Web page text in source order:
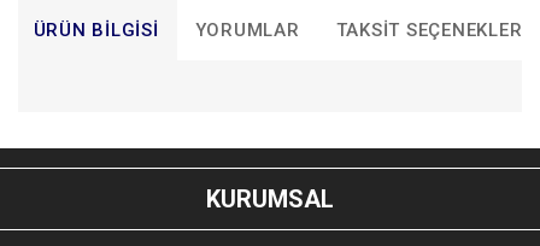
ÜRÜN BILGISI YORUMLAR TAKSIT SEÇENEKLERI
Bu ürünün fiyat bilgisi, resim, ürün açıklamalarında ve diğer
konularda yetersiz gördüğünüz noktaları öneri formunu
kullanarak tarafımıza iletebilirsiniz.
KURUMSAL